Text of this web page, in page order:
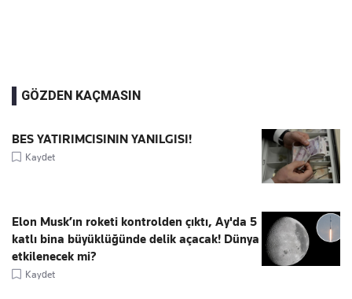
GÖZDEN KAÇMASIN
BES YATIRIMCISININ YANILGISI!
Kaydet
Elon Musk’ın roketi kontrolden çıktı, Ay'da 5
katlı bina büyüklüğünde delik açacak! Dünya
etkilenecek mi?
Kaydet